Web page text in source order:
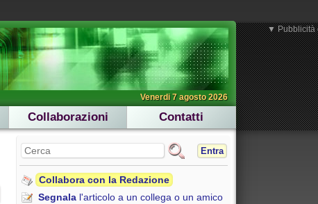
Venerdi 7 agosto 2026
Collaborazioni Contatti
Entra
Collabora con la Redazione
Segnala l'articolo a un collega o un amico
▼ Pubblicità